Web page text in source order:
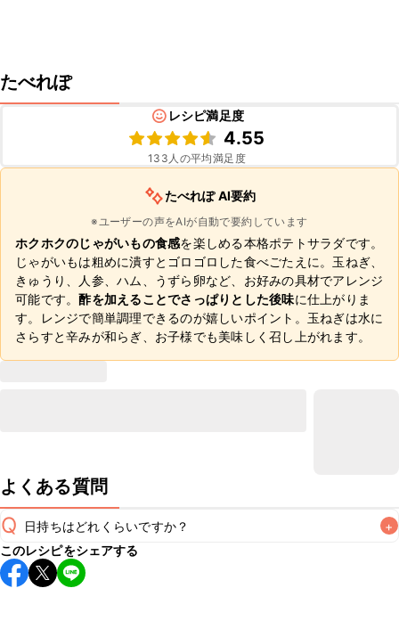
たべれぽ
レシピ満足度
4.55
133 人の平均満足度
たべれぽ AI要約
※ユーザーの声をAIが自動で要約しています
ホクホクのじゃがいもの食感を楽しめる本格ポテトサラダです。
じゃがいもは粗めに潰すとゴロゴロした食べごたえに。玉ねぎ、
きゅうり、人参、ハム、うずら卵など、お好みの具材でアレンジ
可能です。酢を加えることでさっぱりとした後味に仕上がりま
す。レンジで簡単調理できるのが嬉しいポイント。玉ねぎは水に
さらすと辛みが和らぎ、お子様でも美味しく召し上がれます。
よくある質問
Q 日持ちはどれくらいですか？ +
保存期間は冷蔵で当日中が目安です。なるべくお早めにお召
し上がりください。
このレシピをシェアする